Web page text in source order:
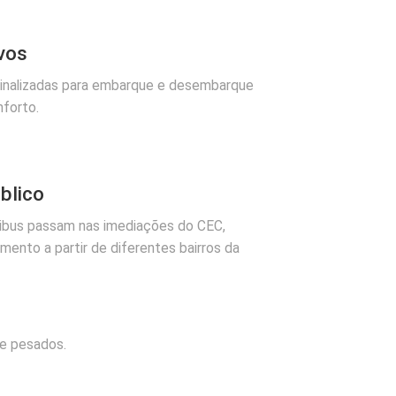
para embarque e desembarque
passam nas imediações do CEC,
a partir de diferentes bairros da
pesados.